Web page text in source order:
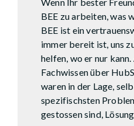
BEE zu arbeiten, was
BEE ist ein
immer bereit ist, uns
helfen, wo er nur
Fachwissen über
waren in der Lage,
spezifischsten
gestossen sind,